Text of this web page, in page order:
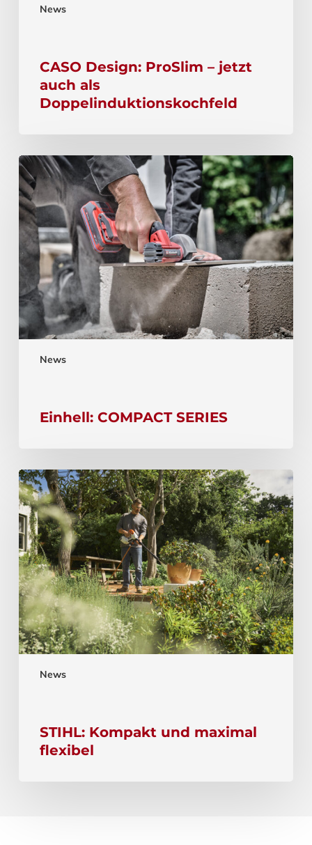
News
CASO Design: ProSlim – jetzt
auch als
Doppelinduktionskochfeld
News
Einhell: COMPACT SERIES
News
STIHL: Kompakt und maximal
flexibel